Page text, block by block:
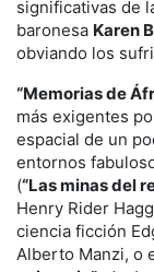
significativas de
baronesa Karen
obviando los
“Memorias de
más exigentes
espacial de un
entornos
(“Las minas del
Henry Rider
ciencia ficción
Alberto Manzi, o